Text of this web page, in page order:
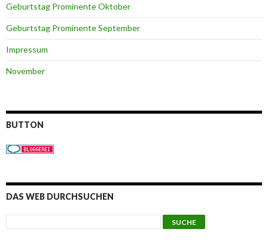
Geburtstag Prominente Oktober
Geburtstag Prominente September
Impressum
November
BUTTON
DAS WEB DURCHSUCHEN